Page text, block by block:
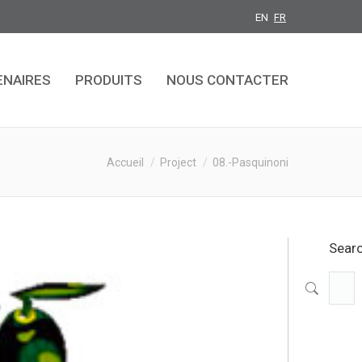
EN FR
PRODUITS NOUS CONTACTER
Vous êtes ici :
Accueil Project 08.-Pasquinoni
PRODUITS NOUS CONTACTER